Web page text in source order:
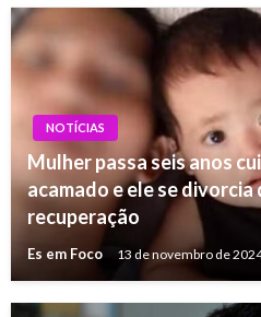
NOTÍCIAS
Mulher passa seis anos
acamado e ele se divorcia
recuperação
Es em Foco 13 de novembro de